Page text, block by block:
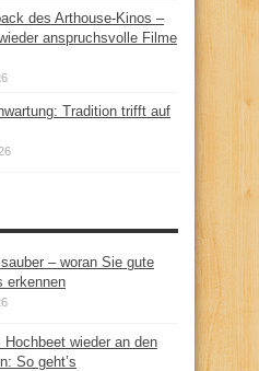
des Arthouse-Kinos –
anspruchsvolle Filme
Tradition trifft auf
– woran Sie gute
erkennen
wieder an den
So geht’s